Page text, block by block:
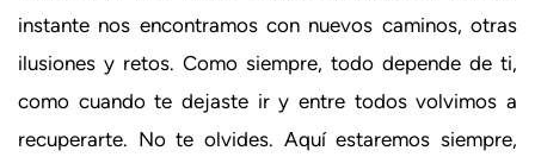
instante nos encontramos con nuevos caminos, otras
ilusiones y retos. Como siempre, todo depende de ti,
como cuando te dejaste ir y entre todos volvimos a
recuperarte. No te olvides. Aquí estaremos siempre,